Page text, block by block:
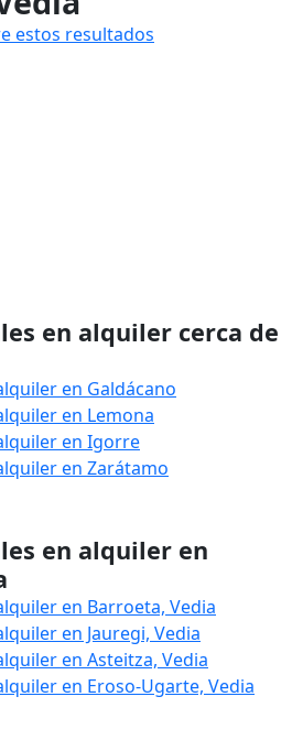
estos resultados
en alquiler cerca de
en Galdácano
en Lemona
en Igorre
en Zarátamo
en alquiler en
en Barroeta, Vedia
en Jauregi, Vedia
en Asteitza, Vedia
en Eroso-Ugarte, Vedia